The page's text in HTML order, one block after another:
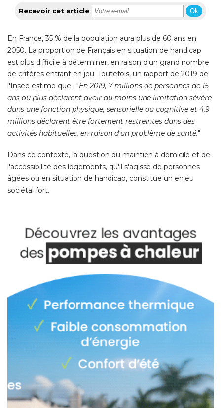
Recevoir cet article Ok
En France, 35 % de la population aura plus de 60 ans en
2050. La proportion de Français en situation de handicap
est plus difficile à déterminer, en raison d'un grand nombre
de critères entrant en jeu. Toutefois, un rapport de 2019 de
l'Insee estime que : "En 2019, 7 millions de personnes de 15
ans ou plus déclarent avoir au moins une limitation sévère
dans une fonction physique, sensorielle ou cognitive et 4,9
millions déclarent être fortement restreintes dans des
activités habituelles, en raison d'un problème de santé."
Dans ce contexte, la question du maintien à domicile et de
l'accessibilité des logements, qu'il s'agisse de personnes
âgées ou en situation de handicap, constitue un enjeu
sociétal fort.